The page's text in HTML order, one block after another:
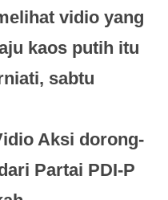
vidio yang
kaos putih itu
sabtu
Aksi dorong-
Partai PDI-P